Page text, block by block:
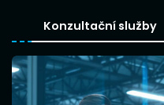
Konzultační služby